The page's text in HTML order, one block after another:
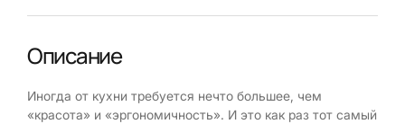
Описание
Иногда от кухни требуется нечто большее, чем
«красота» и «эргономичность». И это как раз тот самый